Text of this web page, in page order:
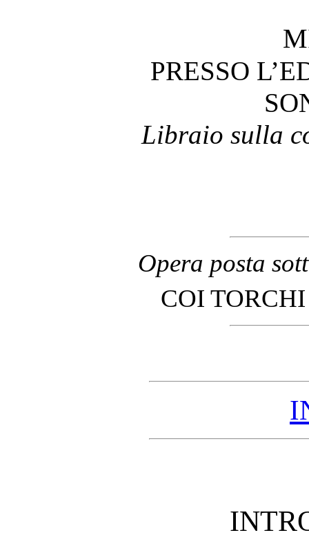
PRESSO
Libraio sulla
Opera posta
COI